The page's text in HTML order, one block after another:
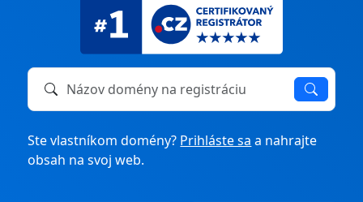
Názov domény na registráciu alebo prevod
Ste vlastníkom domény? Prihláste sa a nahrajte
obsah na svoj web.